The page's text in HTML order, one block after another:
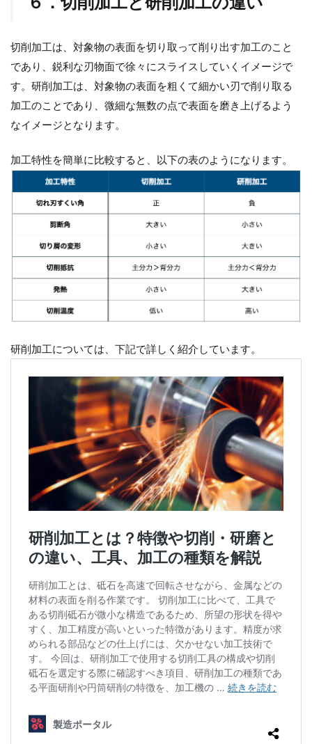
切削加工は、対象物の表面を切り取って削り出す加工のこと
であり、鋭利な刃物面で徐々にスライスしていくイメージで
す。研削加工は、対象物の表面を粗くて細かい刃で削り取る
加工のことであり、微細な無数の点で表面を磨き上げるよう
なイメージとなります。
加工特性を簡単に比較すると、以下の表のようになります。
研削加工については、下記で詳しく紹介しています。